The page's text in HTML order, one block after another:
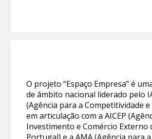
O projeto “Espaço Empresa” é
de âmbito nacional liderado pelo
(Agência para a Competitividade
em articulação com a AICEP
Investimento e Comércio Externo